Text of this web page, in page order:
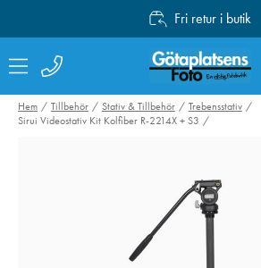
Fri retur i butik
Personlig service
Fri frakt över
Hem Tillbehör Stativ & Tillbehör
Trebensstativ
Sirui Videostativ Kit Kolfiber R-2214X + S3